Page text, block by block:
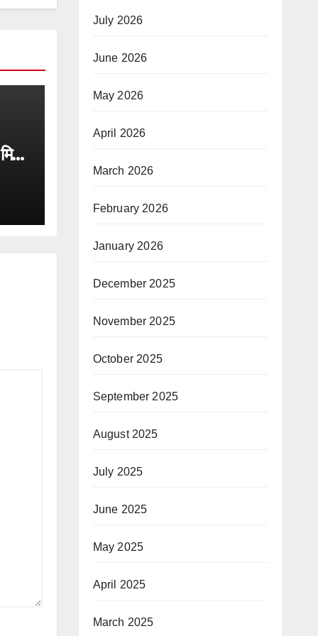
July 2026
June 2026
May 2026
April 2026
March 2026
February 2026
January 2026
December 2025
November 2025
October 2025
September 2025
August 2025
July 2025
June 2025
May 2025
April 2025
March 2025